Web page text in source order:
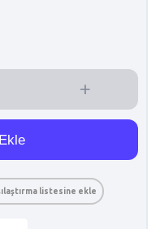
listesine ekle